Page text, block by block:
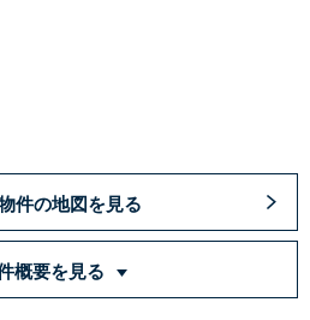
件の地図を見る
概要を見る